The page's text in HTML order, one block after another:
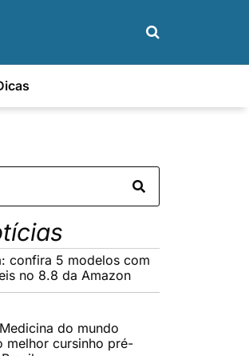
confira 5 modelos com
no 8.8 da Amazon
do mundo
melhor cursinho pré-